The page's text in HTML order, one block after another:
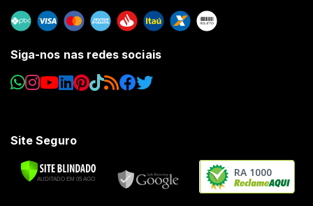
Siga-nos nas redes sociais
Site Seguro
RA 1000